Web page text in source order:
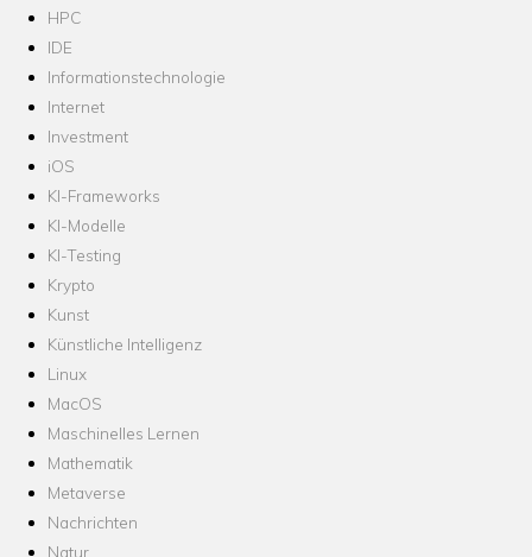
HPC
IDE
Informationstechnologie
Internet
Investment
iOS
KI-Frameworks
KI-Modelle
KI-Testing
Krypto
Kunst
Künstliche Intelligenz
Linux
MacOS
Maschinelles Lernen
Mathematik
Metaverse
Nachrichten
Natur